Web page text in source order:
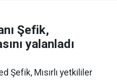
Şefik,
yalanladı
Şefik, Mısırlı yetkililer